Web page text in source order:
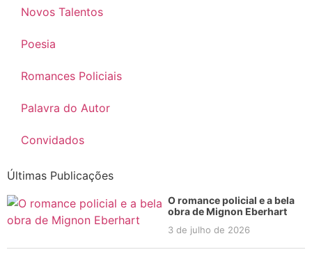
Novos Talentos
Poesia
Romances Policiais
Palavra do Autor
Convidados
Últimas Publicações
O romance policial e a bela
obra de Mignon Eberhart
3 de julho de 2026